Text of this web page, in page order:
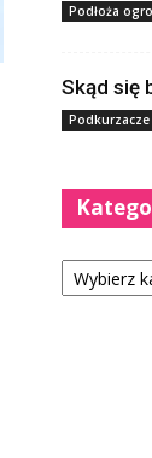
Podłoża
Skąd się
Kategorie